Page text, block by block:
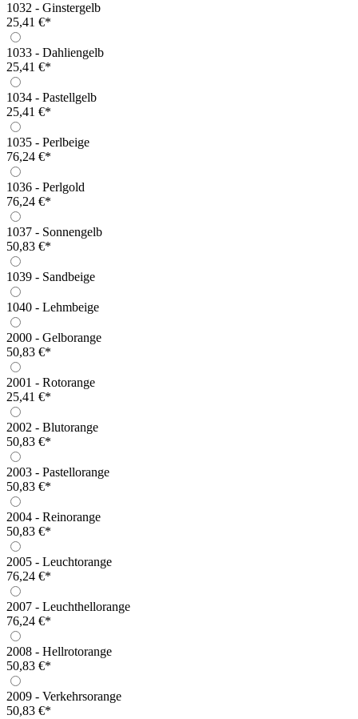
1032 - Ginstergelb
25,41 €*
1033 - Dahliengelb
25,41 €*
1034 - Pastellgelb
25,41 €*
1035 - Perlbeige
76,24 €*
1036 - Perlgold
76,24 €*
1037 - Sonnengelb
50,83 €*
1039 - Sandbeige
1040 - Lehmbeige
2000 - Gelborange
50,83 €*
2001 - Rotorange
25,41 €*
2002 - Blutorange
50,83 €*
2003 - Pastellorange
50,83 €*
2004 - Reinorange
50,83 €*
2005 - Leuchtorange
76,24 €*
2007 - Leuchthellorange
76,24 €*
2008 - Hellrotorange
50,83 €*
2009 - Verkehrsorange
50,83 €*